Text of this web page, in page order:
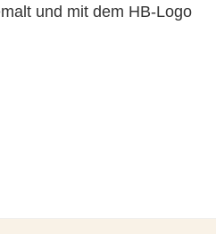
und mit dem HB-Logo